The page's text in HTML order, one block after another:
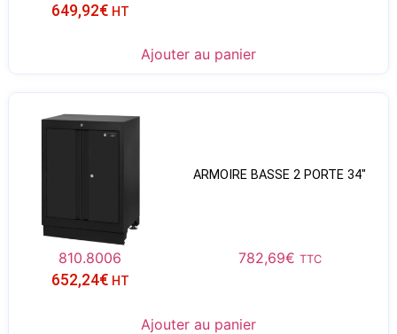
649,92€ HT
Ajouter au panier
ARMOIRE BASSE 2 PORTE 34″
810.8006 782,69€ TTC
652,24€ HT
Ajouter au panier